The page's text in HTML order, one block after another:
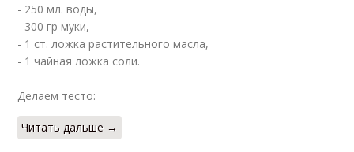
- 250 мл. воды,
- 300 гр муки,
- 1 ст. ложка растительного масла,
- 1 чайная ложка соли.
Делаем тесто:
Читать дальше →